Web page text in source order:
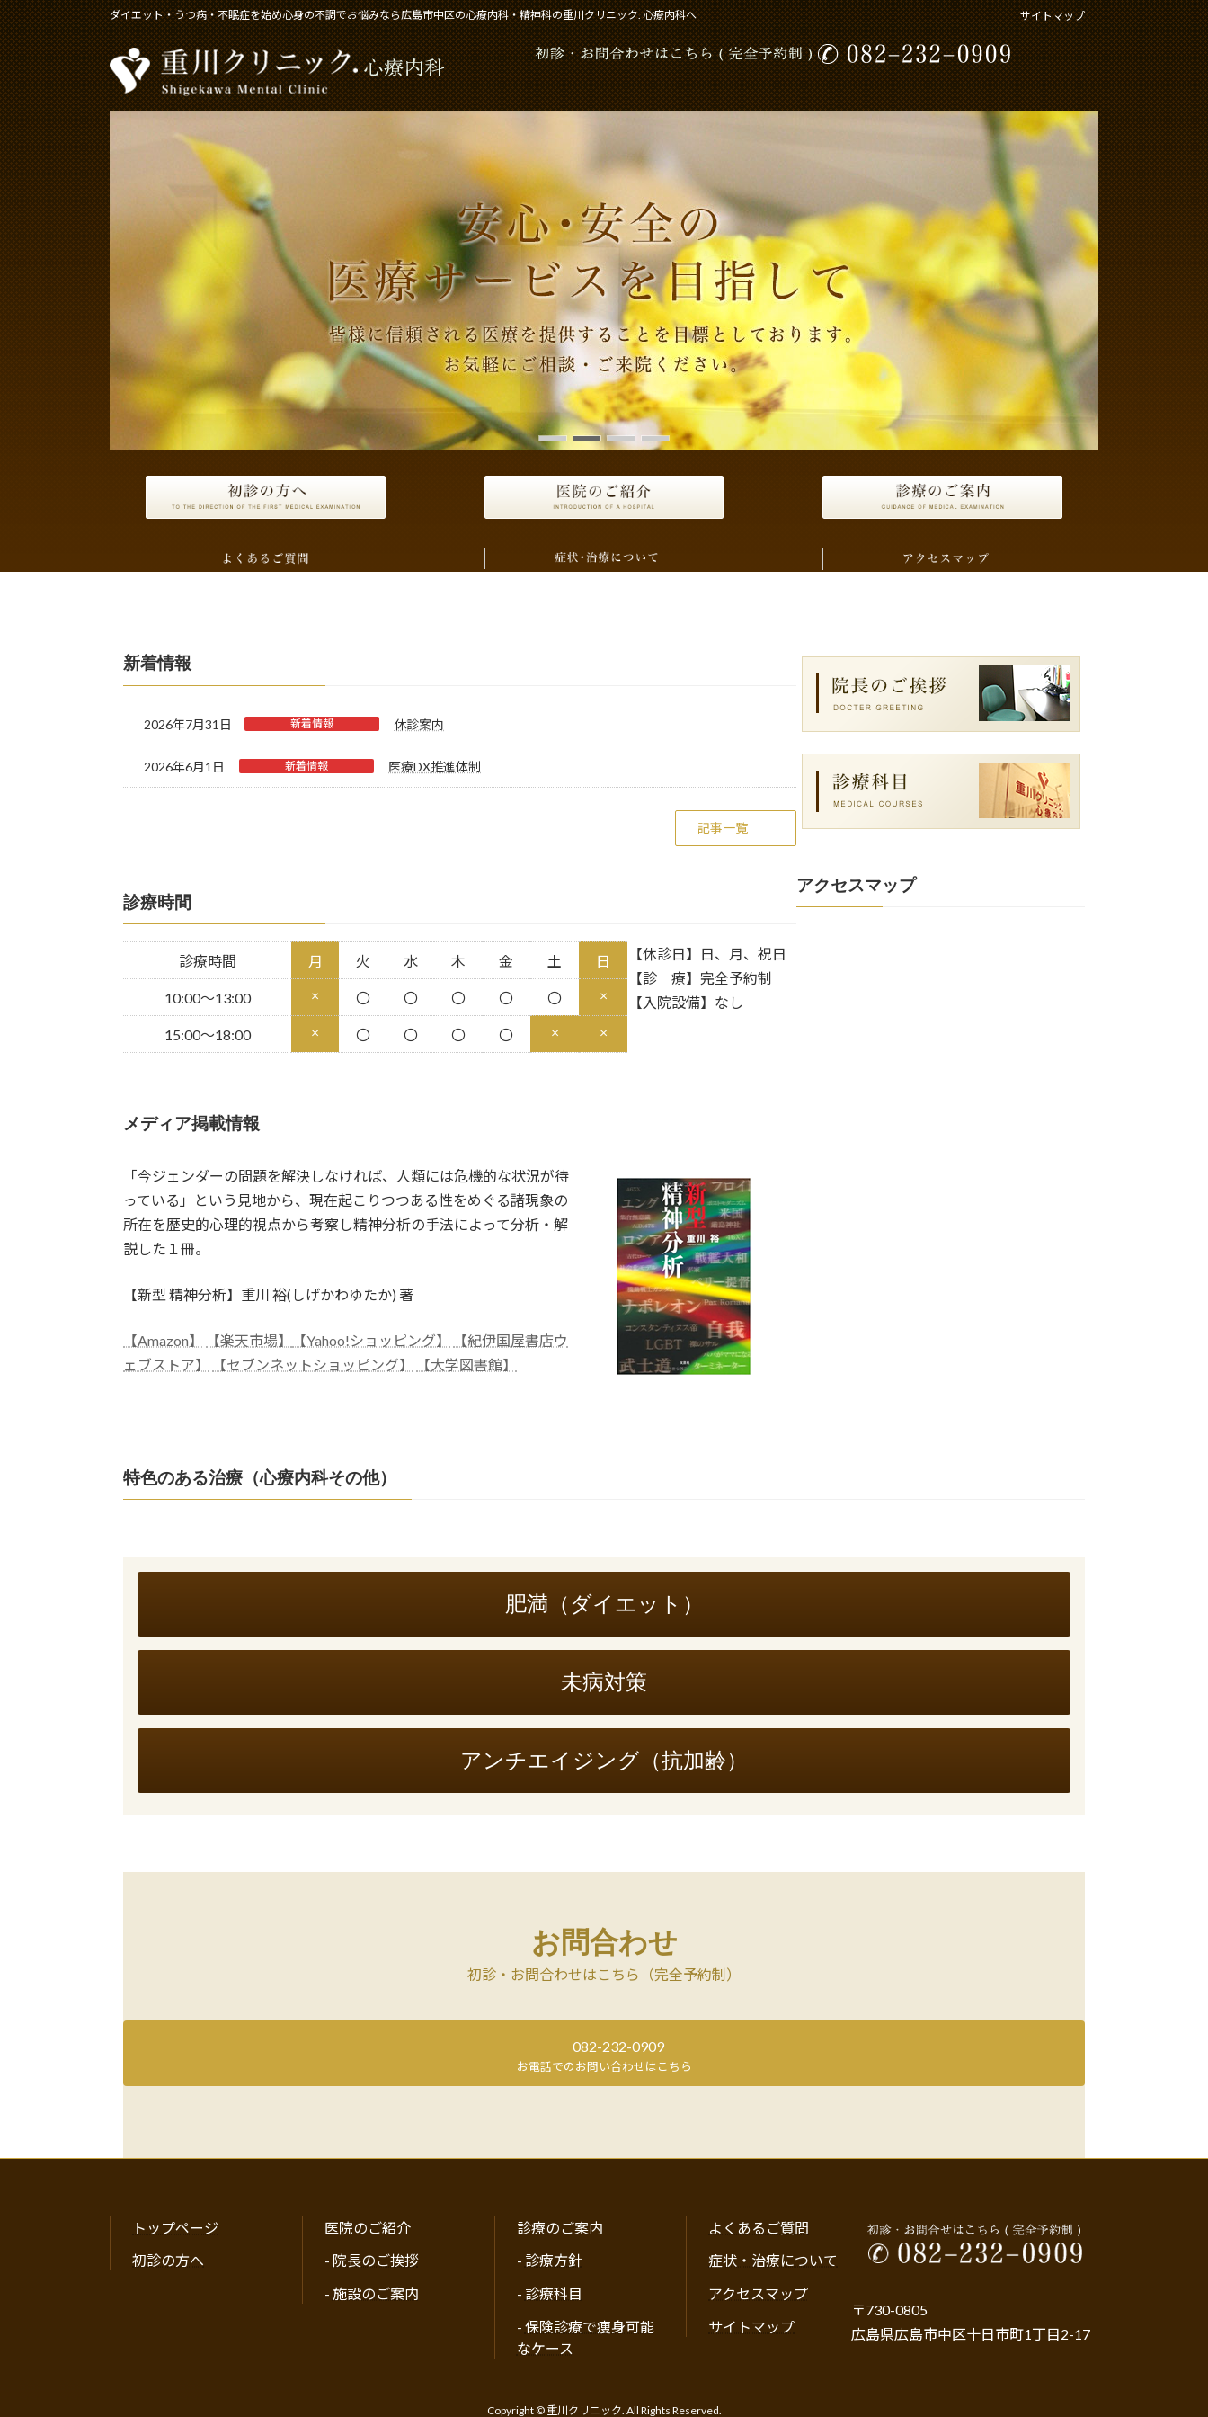
コ
ン
テ
ン
ツ
へ
ス
キ
ナ
ビ
ゲ
ー
シ
ョ
ン
に
ダイエット・うつ病・不眠症を始め心身の不調でお悩みなら広島市中区の心療内科・精神科の重川クリニック. 心療内科へ サイトマップ
新着情報
2026年7月31日 新着情報 休診案内
2026年6月1日 新着情報 医療DX推進体制
記事一覧
診療時間
診療時間 月 火 水 木 金 土 日
10:00～13:00 × 〇 〇 〇 〇 〇 ×
15:00～18:00 × 〇 〇 〇 〇 × ×
【休診日】日、月、祝日
【診 療】完全予約制
【入院設備】なし
メディア掲載情報
「今ジェンダーの問題を解決しなければ、人類には危機的な状況が待
っている」という見地から、現在起こりつつある性をめぐる諸現象の
所在を歴史的心理的視点から考察し精神分析の手法によって分析・解
説した１冊。
【新型 精神分析】重川 裕(しげかわゆたか) 著
【Amazon】 【楽天市場】 【Yahoo!ショッピング】
【紀伊国屋書店ウ
ェブストア】
【セブンネットショッピング】 【大学図書館】
アクセスマップ
特色のある治療（心療内科その他）
肥満（ダイエット）
未病対策
アンチエイジング（抗加齢）
お問合わせ
初診・お問合わせはこちら（完全予約制）
082-232-0909
お電話でのお問い合わせはこちら
トップページ
初診の方へ
医院のご紹介
- 院長のご挨拶
- 施設のご案内
診療のご案内
- 診療方針
- 診療科目
- 保険診療で痩身可能
なケース
よくあるご質問
症状・治療について
アクセスマップ
サイトマップ
〒730-0805
広島県広島市中区十日市町1丁目2-17
Copyright © 重川クリニック. All Rights Reserved.